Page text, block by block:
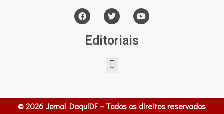
Editoriais
© 2026 Jornal DaquiDF – Todos os direitos reservados